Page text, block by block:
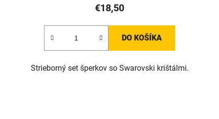
€18,50
DO KOŠÍKA
Strieborný set šperkov so Swarovski krištálmi.